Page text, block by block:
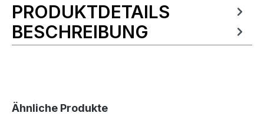
Produktinformationen
PRODUKTDETAILS
BESCHREIBUNG
Produktgalerie überspringen
Ähnliche Produkte